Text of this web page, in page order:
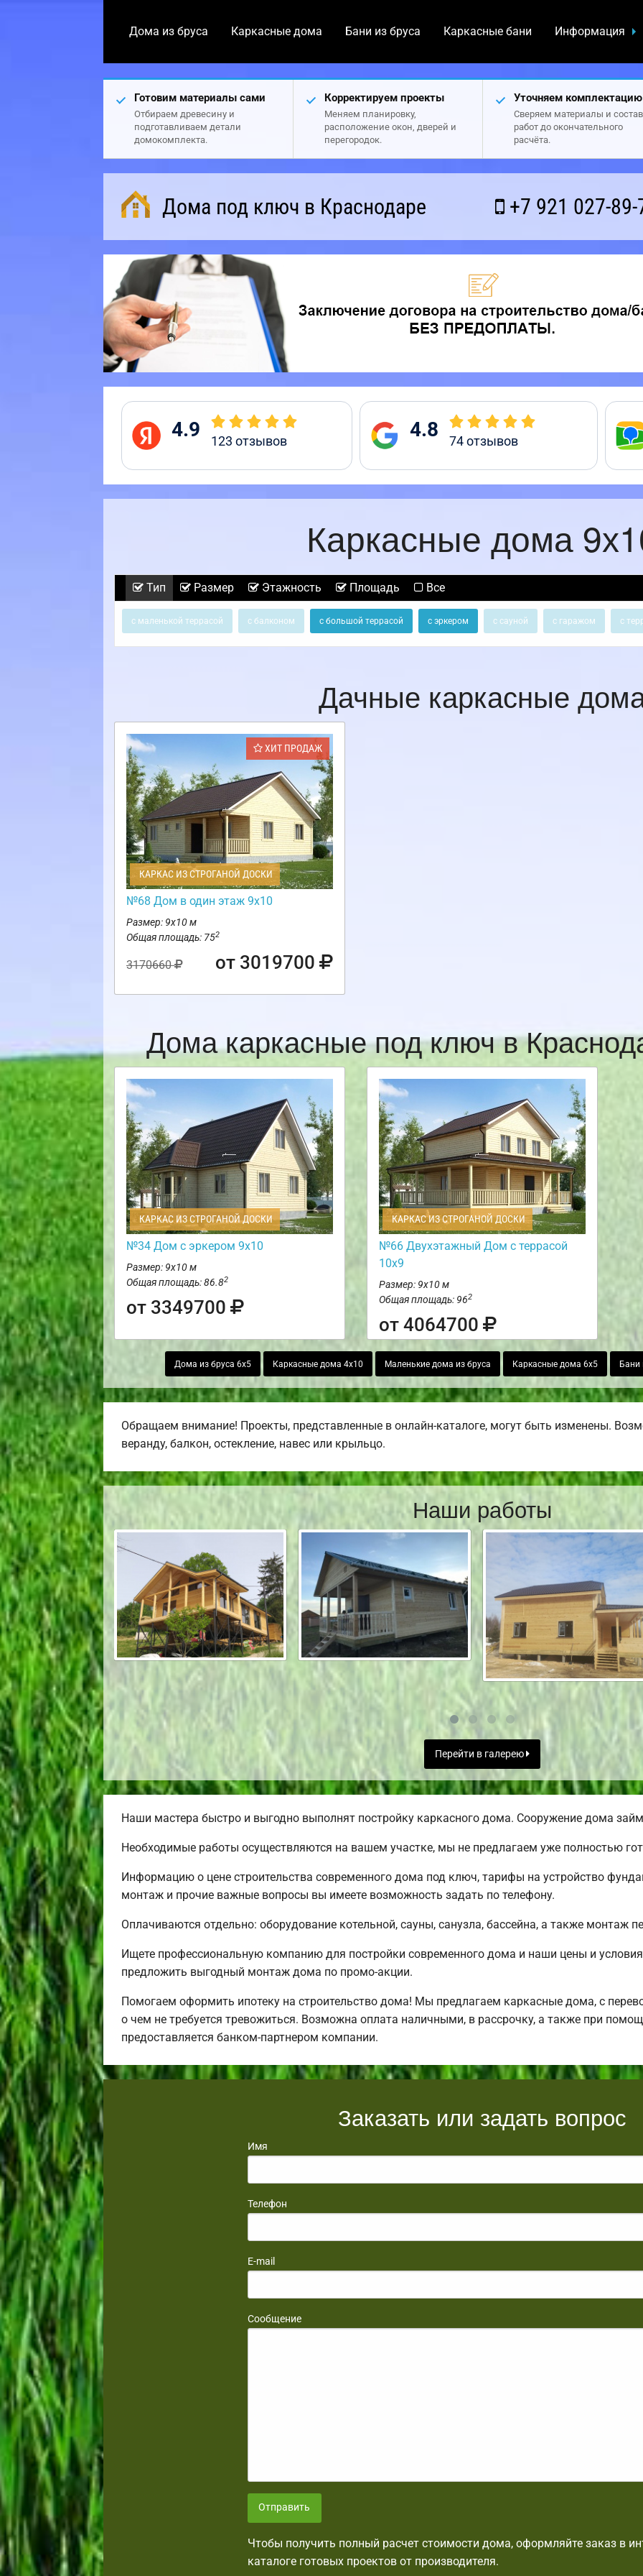
Дома из бруса Каркасные дома Бани из бруса Каркасные бани Информация
Готовим материалы сами
Отбираем древесину и
подготавливаем детали
домокомплекта.
Корректируем проекты
Меняем планировку,
расположение окон, дверей и
перегородок.
Уточняем комплектацию
Сверяем материалы и состав
работ до окончательного
расчёта.
Дома под ключ в Краснодаре +7 921 027-89-
4.9 123 отзывов 4.8 74отзывов
Каркасные дома
Тип Размер Этажность Площадь Все
с маленькой террасой с балконом с большой террасой с эркером с сауной с гаражом с
Дачные каркасные
ХИТ ПРОДАЖ
КАРКАС ИЗ СТРОГАНОЙ ДОСКИ
№68 Дом в один этаж 9х10
Размер: 9х10 м
Общая площадь: 752
3170660 от 3019700
Дома каркасные под ключ в
КАРКАС ИЗ СТРОГАНОЙ ДОСКИ
№34 Дом с эркером 9х10
Размер: 9х10 м
Общая площадь: 86.82
от 3349700
КАРКАС ИЗ СТРОГАНОЙ ДОСКИ
№66 Двухэтажный Дом с террасой
10х9
Размер: 9х10 м
Общая площадь: 962
от 4064700
Дома из бруса 6х5 Каркасные дома 4х10 Маленькие дома из бруса Каркасные дома 6х5 Бани
Обращаем внимание! Проекты, представленные в онлайн-каталоге, могут быть изменены.
веранду, балкон, остекление, навес или крыльцо.
Наши работы
Перейти в галерею
Наши мастера быстро и выгодно выполнят постройку каркасного дома. Сооружение дома
Необходимые работы осуществляются на вашем участке, мы не предлагаем уже полностью
Информацию о цене строительства современного дома под ключ, тарифы на устройство
монтаж и прочие важные вопросы вы имеете возможность задать по телефону.
Оплачиваются отдельно: оборудование котельной, сауны, санузла, бассейна, а также монтаж
Ищете профессиональную компанию для постройки современного дома и наши цены и условия
предложить выгодный монтаж дома по промо-акции.
Помогаем оформить ипотеку на строительство дома! Мы предлагаем каркасные дома, с
о чем не требуется тревожиться. Возможна оплата наличными, в рассрочку, а также при
предоставляется банком-партнером компании.
Заказать или задать вопрос
Имя
Телефон
E-mail
Сообщение
Отправить
Чтобы получить полный расчет стоимости дома, оформляйте заказ в
каталоге готовых проектов от производителя.